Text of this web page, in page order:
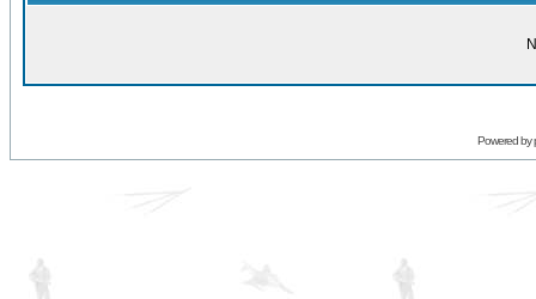
Powered by